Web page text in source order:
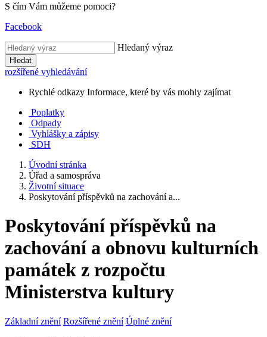
S čím Vám můžeme pomoci?
Facebook
Hledaný výraz
Hledat
rozšířené vyhledávání
Rychlé odkazy Informace, které by vás mohly zajímat
Poplatky
Odpady
Vyhlášky a zápisy
SDH
Úvodní stránka
Úřad a samospráva
Životní situace
Poskytování příspěvků na zachování a...
Poskytování příspěvků na
zachování a obnovu kulturních
památek z rozpočtu
Ministerstva kultury
Základní znění Rozšířené znění Úplné znění